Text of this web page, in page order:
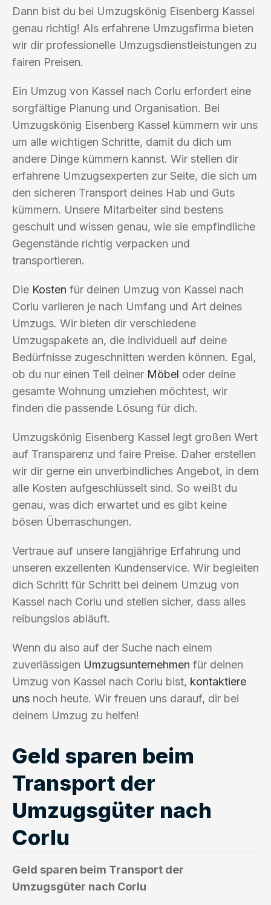
Dann bist du bei Umzugskönig Eisenberg Kassel
genau richtig! Als erfahrene Umzugsfirma bieten
wir dir professionelle Umzugsdienstleistungen zu
fairen Preisen.
Ein Umzug von Kassel nach Corlu erfordert eine
sorgfältige Planung und Organisation. Bei
Umzugskönig Eisenberg Kassel kümmern wir uns
um alle wichtigen Schritte, damit du dich um
andere Dinge kümmern kannst. Wir stellen dir
erfahrene Umzugsexperten zur Seite, die sich um
den sicheren Transport deines Hab und Guts
kümmern. Unsere Mitarbeiter sind bestens
geschult und wissen genau, wie sie empfindliche
Gegenstände richtig verpacken und
transportieren.
Die Kosten für deinen Umzug von Kassel nach
Corlu variieren je nach Umfang und Art deines
Umzugs. Wir bieten dir verschiedene
Umzugspakete an, die individuell auf deine
Bedürfnisse zugeschnitten werden können. Egal,
ob du nur einen Teil deiner Möbel oder deine
gesamte Wohnung umziehen möchtest, wir
finden die passende Lösung für dich.
Umzugskönig Eisenberg Kassel legt großen Wert
auf Transparenz und faire Preise. Daher erstellen
wir dir gerne ein unverbindliches Angebot, in dem
alle Kosten aufgeschlüsselt sind. So weißt du
genau, was dich erwartet und es gibt keine
bösen Überraschungen.
Vertraue auf unsere langjährige Erfahrung und
unseren exzellenten Kundenservice. Wir begleiten
dich Schritt für Schritt bei deinem Umzug von
Kassel nach Corlu und stellen sicher, dass alles
reibungslos abläuft.
Wenn du also auf der Suche nach einem
zuverlässigen Umzugsunternehmen für deinen
Umzug von Kassel nach Corlu bist, kontaktiere
uns noch heute. Wir freuen uns darauf, dir bei
deinem Umzug zu helfen!
Geld sparen beim
Transport der
Umzugsgüter nach
Corlu
Geld sparen beim Transport der
Umzugsgüter nach Corlu